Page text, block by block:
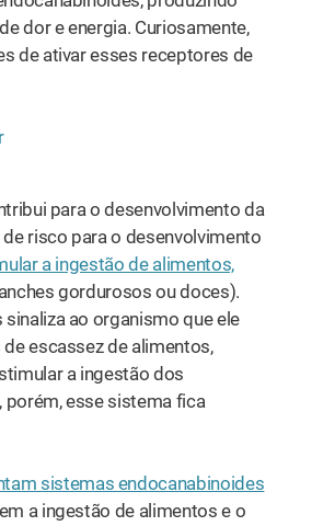
dor e energia. Curiosamente,
de ativar esses receptores de
para o desenvolvimento da
risco para o desenvolvimento
a ingestão de alimentos,
gordurosos ou doces).
ao organismo que ele
escassez de alimentos,
a ingestão dos
porém, esse sistema fica
sistemas endocanabinoides
a ingestão de alimentos e o